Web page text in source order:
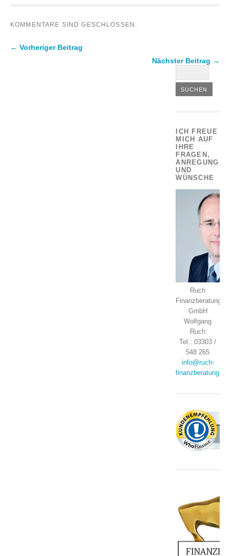
KOMMENTARE SIND GESCHLOSSEN.
← Vorheriger Beitrag
Nächster Beitrag →
ICH FREUE
MICH AUF
IHRE
FRAGEN,
ANREGUNGEN
UND
WÜNSCHE
Ruch
Finanzberatung
GmbH
Wolfgang
Ruch
Tel.: 03303 /
548 265
info@ruch-
finanzberatung.de